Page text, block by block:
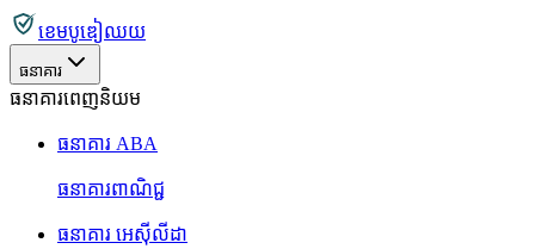
ខេមបូឌៀឈយ
ធនាគារ
ធនាគារពេញនិយម
ធនាគារ ABA
ធនាគារពាណិជ្ជ
ធនាគារ អេស៊ីលីដា